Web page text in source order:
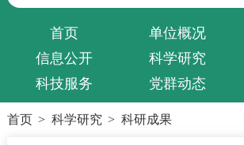
首页 单位概况
信息公开
科学研究
科技服务
党群动态
首页 > 科学研究 > 科研成果